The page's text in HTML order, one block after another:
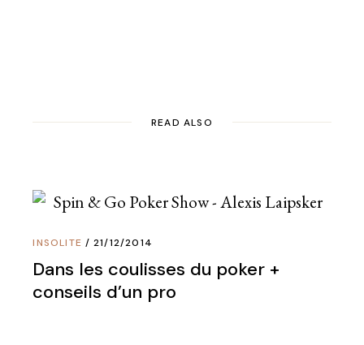
READ ALSO
INSOLITE 21/12/2014
Dans les coulisses du poker +
conseils d’un pro